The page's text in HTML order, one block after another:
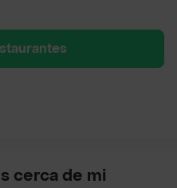
cerca de mi